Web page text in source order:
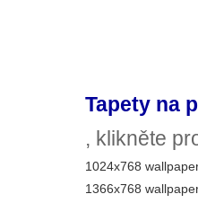
Tapety na
, klikněte
1024x768
1366x768